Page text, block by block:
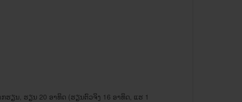
ຽນ, ຮຽນ 20 ອາທິດ (ຮຽນ​ຕົວ​ຈິງ 16 ອາທິດ, ​​ແຮ 1